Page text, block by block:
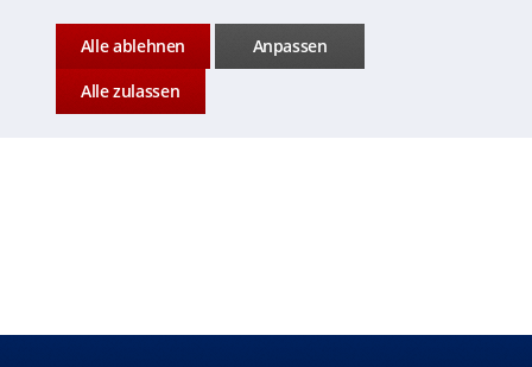
Alle ablehnen
Anpassen
Alle zulassen